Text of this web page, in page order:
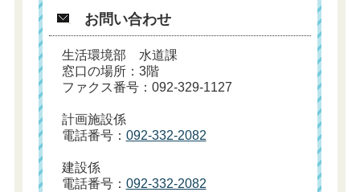
お問い合わせ
生活環境部 水道課
窓口の場所：3階
ファクス番号：092-329-1127
計画施設係
電話番号： 092-332-2082
建設係
電話番号： 092-332-2082